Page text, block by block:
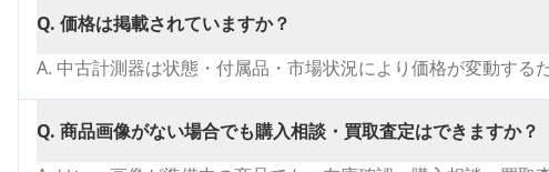
Q. 価格は掲載されていますか？
A. 中古計測器は状態・付属品・市場状況により価格が変動する
Q. 商品画像がない場合でも購入相談・買取査定はできますか？